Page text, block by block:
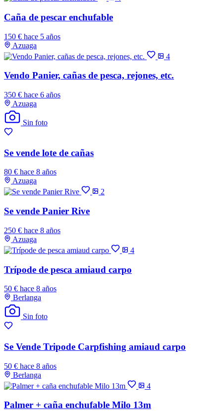
Caña de pescar enchufable
150 € hace 5 años
Azuaga
4
Vendo Panier, cañas de pesca, rejones, etc.
350 € hace 6 años
Azuaga
Sin foto
Se vende lote de cañas
80 € hace 8 años
Azuaga
2
Se vende Panier Rive
250 € hace 8 años
Azuaga
4
Trípode de pesca amiaud carpo
50 € hace 8 años
Berlanga
Sin foto
Se Vende Tripode Carpfishing amiaud carpo
50 € hace 8 años
Berlanga
4
Palmer + caña enchufable Milo 13m